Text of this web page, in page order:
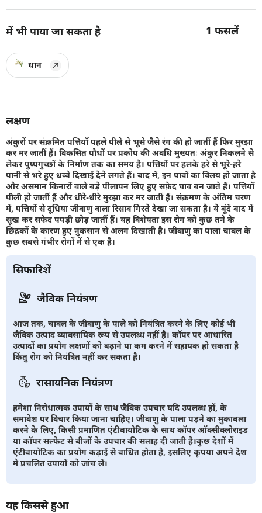
में भी पाया जा सकता है 1 फसलें
धान
लक्षण
अंकुरों पर संक्रमित पत्तियाँ पहले पीले से भूसे जैसे रंग की हो जातीं हैं फिर मुरझा
कर मर जातीं हैं। विकसित पौधों पर प्रकोप की अवधि मुख्यतः अंकुर निकलने से
लेकर पुष्पगुच्छों के निर्माण तक का समय है। पत्तियों पर हलके हरे से भूरे-हरे
पानी से भरे हुए धब्बे दिखाई देने लगते हैं। बाद में, इन घावों का विलय हो जाता है
और असमान किनारों वाले बड़े पीलापन लिए हुए सफ़ेद घाव बन जाते हैं। पत्तियाँ
पीली हो जातीं हैं और धीरे-धीरे मुरझा कर मर जातीं हैं। संक्रमण के अंतिम चरण
में, पत्तियों से दूधिया जीवाणु वाला रिसाव गिरते देखा जा सकता है। ये बूंदें बाद में
सूख कर सफेद पपड़ी छोड़ जातीं हैं। यह विशेषता इस रोग को कुछ तने के
छिद्रकों के कारण हुए नुकसान से अलग दिखाती है। जीवाणु का पाला चावल के
कुछ सबसे गंभीर रोगों में से एक है।
सिफारिशें
जैविक नियंत्रण
आज तक, चावल के जीवाणु के पाले को नियंत्रित करने के लिए कोई भी
जैविक उत्पाद व्यावसायिक रूप से उपलब्ध नहीं है। कॉपर पर आधारित
उत्पादों का प्रयोग लक्षणों को बढ़ाने या कम करने में सहायक हो सकता है
किंतु रोग को नियंत्रित नहीं कर सकता है।
रासायनिक नियंत्रण
हमेशा निरोधात्मक उपायों के साथ जैविक उपचार यदि उपलब्ध हों, के
समावेश पर विचार किया जाना चाहिए। जीवाणु के पाला पड़ने का मुकाबला
करने के लिए, किसी प्रमाणित एंटीबायोटिक के साथ कॉपर ऑक्सीक्लोराइड
या कॉपर सल्फेट से बीजों के उपचार की सलाह दी जाती है।कुछ देशों में
एंटीबायोटिक का प्रयोग कड़ाई से बाधित होता है, इसलिए कृपया अपने देश
मे प्रचलित उपायों को जांच लें।
यह किससे हुआ